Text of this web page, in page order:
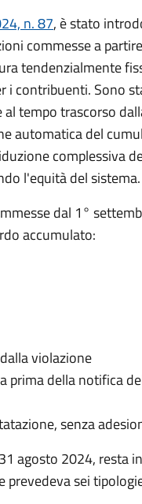
n. 87, è stato
commesse a
tendenzialmente
i contribuenti. Sono
tempo trascorso
automatica del
complessiva
l'equità del sistema.
dal 1°
accumulato:
violazione
prima della notifica
senza
agosto 2024, resta
sei